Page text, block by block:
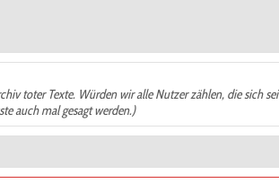
toter Texte. Würden wir alle Nutzer zählen, die sich
auch mal gesagt werden.)